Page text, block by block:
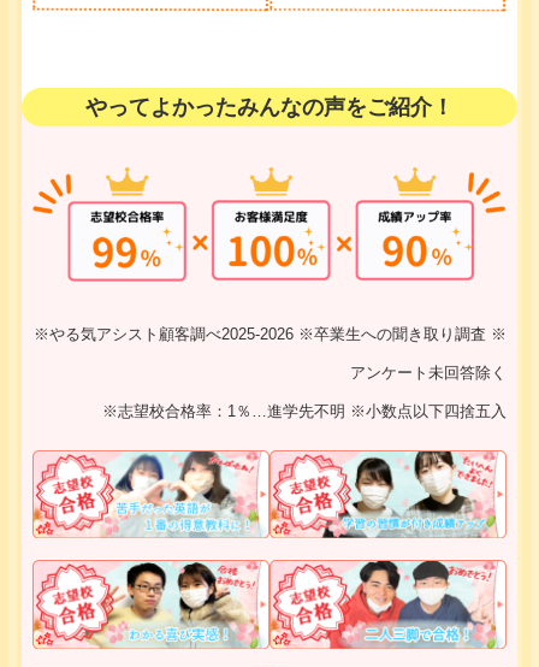
やってよかったみんなの声をご紹介！
※やる気アシスト顧客調べ2025-2026 ※卒業生への聞き取り調査 ※
アンケート未回答除く
※志望校合格率：1％…進学先不明 ※小数点以下四捨五入